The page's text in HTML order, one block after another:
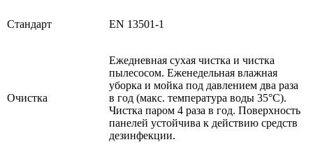
Стандарт EN 13501-1
Очистка
Ежедневная сухая чистка и чистка
пылесосом. Еженедельная влажная
уборка и мойка под давлением два раза
в год (макс. температура воды 35°C).
Чистка паром 4 раза в год. Поверхность
панелей устойчива к действию средств
дезинфекции.